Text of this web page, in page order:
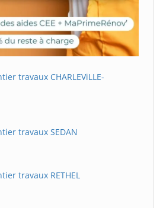
travaux CHARLEViLLE-
travaux SEDAN
travaux RETHEL